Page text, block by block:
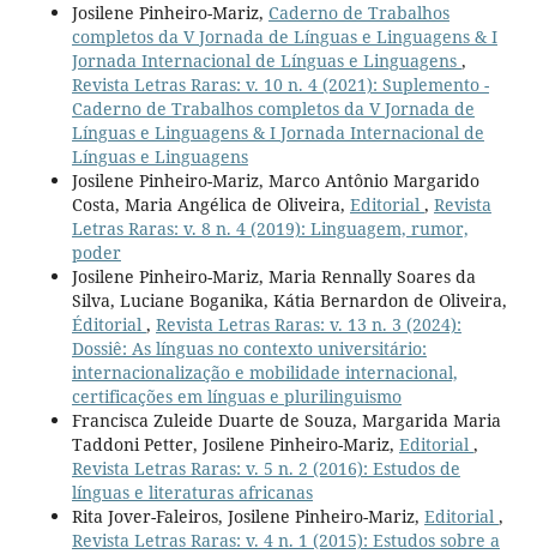
Josilene Pinheiro-Mariz, Caderno de Trabalhos
completos da V Jornada de Línguas e Linguagens & I
Jornada Internacional de Línguas e Linguagens ,
Revista Letras Raras: v. 10 n. 4 (2021): Suplemento -
Caderno de Trabalhos completos da V Jornada de
Línguas e Linguagens & I Jornada Internacional de
Línguas e Linguagens
Josilene Pinheiro-Mariz, Marco Antônio Margarido
Costa, Maria Angélica de Oliveira, Editorial , Revista
Letras Raras: v. 8 n. 4 (2019): Linguagem, rumor,
poder
Josilene Pinheiro-Mariz, Maria Rennally Soares da
Silva, Luciane Boganika, Kátia Bernardon de Oliveira,
Éditorial , Revista Letras Raras: v. 13 n. 3 (2024):
Dossiê: As línguas no contexto universitário:
internacionalização e mobilidade internacional,
certificações em línguas e plurilinguismo
Francisca Zuleide Duarte de Souza, Margarida Maria
Taddoni Petter, Josilene Pinheiro-Mariz, Editorial ,
Revista Letras Raras: v. 5 n. 2 (2016): Estudos de
línguas e literaturas africanas
Rita Jover-Faleiros, Josilene Pinheiro-Mariz, Editorial ,
Revista Letras Raras: v. 4 n. 1 (2015): Estudos sobre a